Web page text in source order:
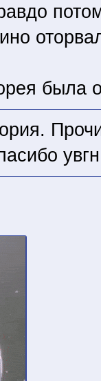
была